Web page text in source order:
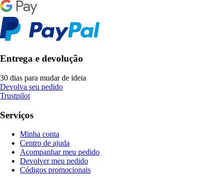
Entrega e devolução
30 dias para mudar de ideia
Devolva seu pedido
Trustpilot
Serviços
Minha conta
Centro de ajuda
Acompanhar meu pedido
Devolver meu pedido
Códigos promocionais